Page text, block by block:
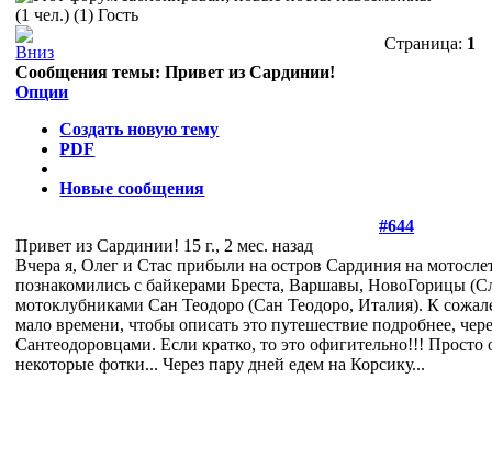
(1 чел.) (1) Гость
Страница: 1
Сообщения темы: Привет из Сардинии!
Опции
Создать новую тему
PDF
Новые сообщения
#644
Привет из Сардинии! 15 г., 2 мес. назад
Вчера я, Олег и Стас прибыли на остров Сардиния на
познакомились с байкерами Бреста, Варшавы, НовоГорицы
мотоклубниками Сан Теодоро (Сан Теодоро, Италия). К
мало времени, чтобы описать это путешествие подробнее,
Сантеодоровцами. Если кратко, то это офигительно!!!
некоторые фотки... Через пару дней едем на Корсику...